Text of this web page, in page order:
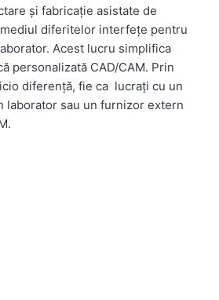
și fabricație asistate de
diferitelor interfețe pentru
Acest lucru simplifica
personalizată CAD/CAM. Prin
diferență, fie ca lucrați cu un
laborator sau un furnizor extern